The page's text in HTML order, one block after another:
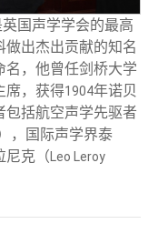
英国声学学会的最高
出杰出贡献的知名
名，他曾任剑桥大学
席，获得1904年诺贝
括航空声学先驱者
，国际声学界泰
尼克（ Leo Leroy